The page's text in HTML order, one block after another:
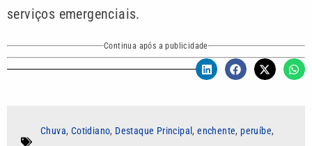
serviços emergenciais.
Continua após a publicidade
Chuva, Cotidiano, Destaque Principal ,enchente, peruíbe,